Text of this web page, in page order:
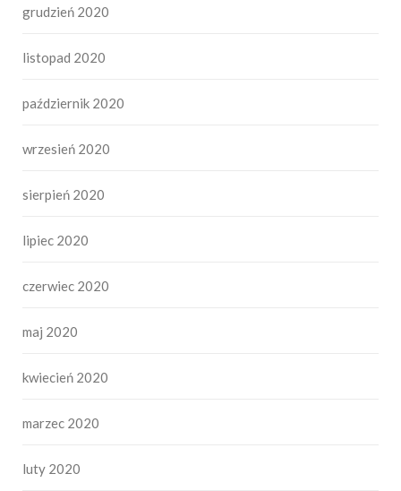
grudzień 2020
listopad 2020
październik 2020
wrzesień 2020
sierpień 2020
lipiec 2020
czerwiec 2020
maj 2020
kwiecień 2020
marzec 2020
luty 2020